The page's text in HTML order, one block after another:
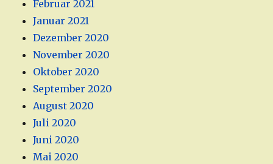
Februar 2021
Januar 2021
Dezember 2020
November 2020
Oktober 2020
September 2020
August 2020
Juli 2020
Juni 2020
Mai 2020